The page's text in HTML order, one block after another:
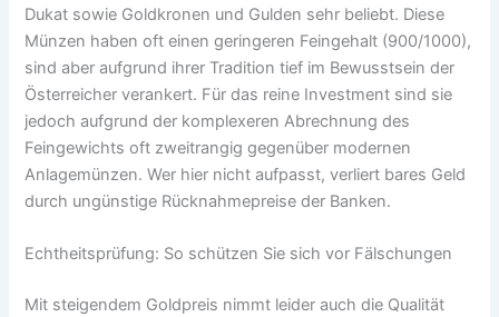
Dukat sowie Goldkronen und Gulden sehr beliebt. Diese
Münzen haben oft einen geringeren Feingehalt (900/1000),
sind aber aufgrund ihrer Tradition tief im Bewusstsein der
Österreicher verankert. Für das reine Investment sind sie
jedoch aufgrund der komplexeren Abrechnung des
Feingewichts oft zweitrangig gegenüber modernen
Anlagemünzen. Wer hier nicht aufpasst, verliert bares Geld
durch ungünstige Rücknahmepreise der Banken.
Echtheitsprüfung: So schützen Sie sich vor Fälschungen
Mit steigendem Goldpreis nimmt leider auch die Qualität